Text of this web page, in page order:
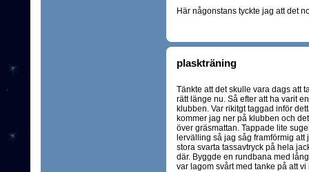
Här någonstans tyckte jag att det
plaskträning
Tänkte att det skulle vara dags att
rätt länge nu. Så efter att ha varit
klubben. Var rikitgt taggad inför
kommer jag ner på klubben och
över gräsmattan. Tappade lite
lervälling så jag såg framförmig
stora svarta tassavtryck på hela
där. Byggde en rundbana med
var lagom svårt med tanke på att